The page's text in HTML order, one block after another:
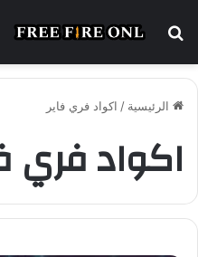
بحث
الرئيسية / اكواد فري فاير
اكواد فري